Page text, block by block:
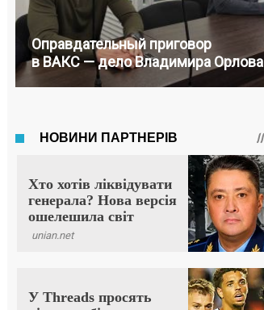
Оправдательный приговор
в ВАКС — дело Владимира Орлова